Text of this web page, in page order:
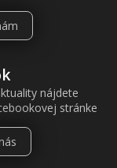
nájdete
stránke